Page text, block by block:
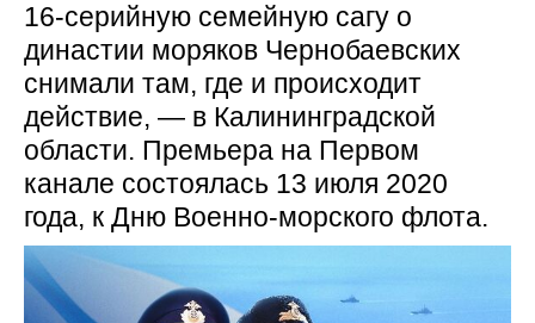
16-серийную семейную сагу о
династии моряков Чернобаевских
снимали там, где и происходит
действие, — в Калининградской
области. Премьера на Первом
канале состоялась 13 июля 2020
года, к Дню Военно-морского флота.